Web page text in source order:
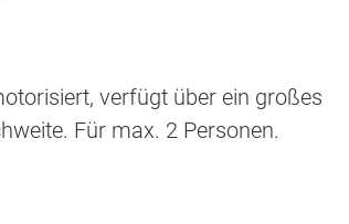
verfügt über ein großes
Für max. 2 Personen.